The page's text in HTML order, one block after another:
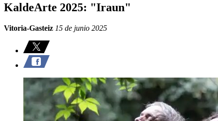
KaldeArte 2025: "Iraun"
Vitoria-Gasteiz 15 de junio 2025